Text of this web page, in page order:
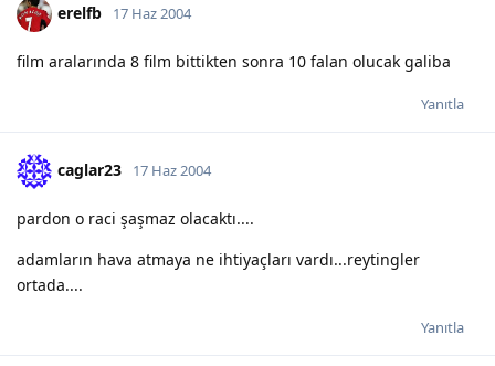
erelfb 17 Haz 2004
film aralarında 8 film bittikten sonra 10 falan olucak galiba
Yanıtla
caglar23 17 Haz 2004
pardon o raci şaşmaz olacaktı....
adamların hava atmaya ne ihtiyaçları vardı...reytingler
ortada....
Yanıtla